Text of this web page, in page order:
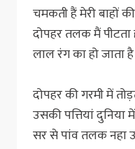
चमकती हैं मेरी बाहों
दोपहर तलक मैं पीटता
लाल रंग का हो जाता
दोपहर की गरमी में
उसकी पत्तियां
सर से पांव तलक नहा